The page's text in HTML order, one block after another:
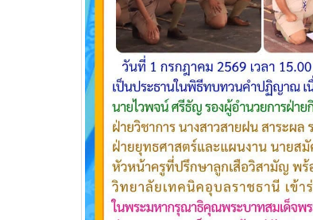
บริษัท แลคตาซอย จำกัด
มอบให้แก่นักเรียน นักศึกษา
วิทยาลัยเทคนิคอุบลราชธานี